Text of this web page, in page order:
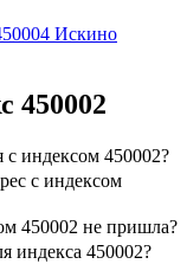
Искино
450002
с индексом 450002?
с индексом
450002 не пришла?
индекса 450002?